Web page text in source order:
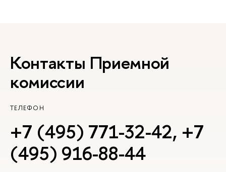
Контакты Приемной
комиссии
ТЕЛЕФОН
+7 (495) 771-32-42, +7
(495) 916-88-44